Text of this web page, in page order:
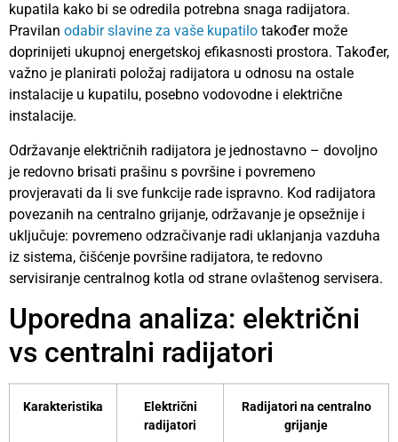
kupatila kako bi se odredila potrebna snaga radijatora.
Pravilan odabir slavine za vaše kupatilo također može
doprinijeti ukupnoj energetskoj efikasnosti prostora. Također,
važno je planirati položaj radijatora u odnosu na ostale
instalacije u kupatilu, posebno vodovodne i električne
instalacije.
Održavanje električnih radijatora je jednostavno – dovoljno
je redovno brisati prašinu s površine i povremeno
provjeravati da li sve funkcije rade ispravno. Kod radijatora
povezanih na centralno grijanje, održavanje je opsežnije i
uključuje: povremeno odzračivanje radi uklanjanja vazduha
iz sistema, čišćenje površine radijatora, te redovno
servisiranje centralnog kotla od strane ovlaštenog servisera.
Uporedna analiza: električni
vs centralni radijatori
Karakteristika
Električni
radijatori
Radijatori na centralno
grijanje